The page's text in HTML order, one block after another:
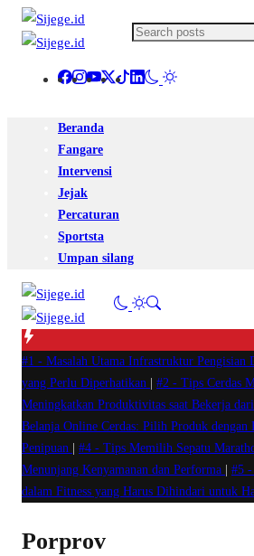
Beranda
Fangare
Intervensi
Jejak
Percaturan
Sportsta
Umpan silang
#1 - Masalah Utama Infrastruktur
yang Perlu Diperhatikan
#2 - Tips Cerdas
Meningkatkan Produktivitas saat Bekerja
Belanja Online Cerdas: Pilih Produk
Penipuan
#4 - Tips Memilih Sepatu
Menunjang Kenyamanan dan Performa
#5 -
dalam Fitness yang Harus Dihindari untuk
Porprov